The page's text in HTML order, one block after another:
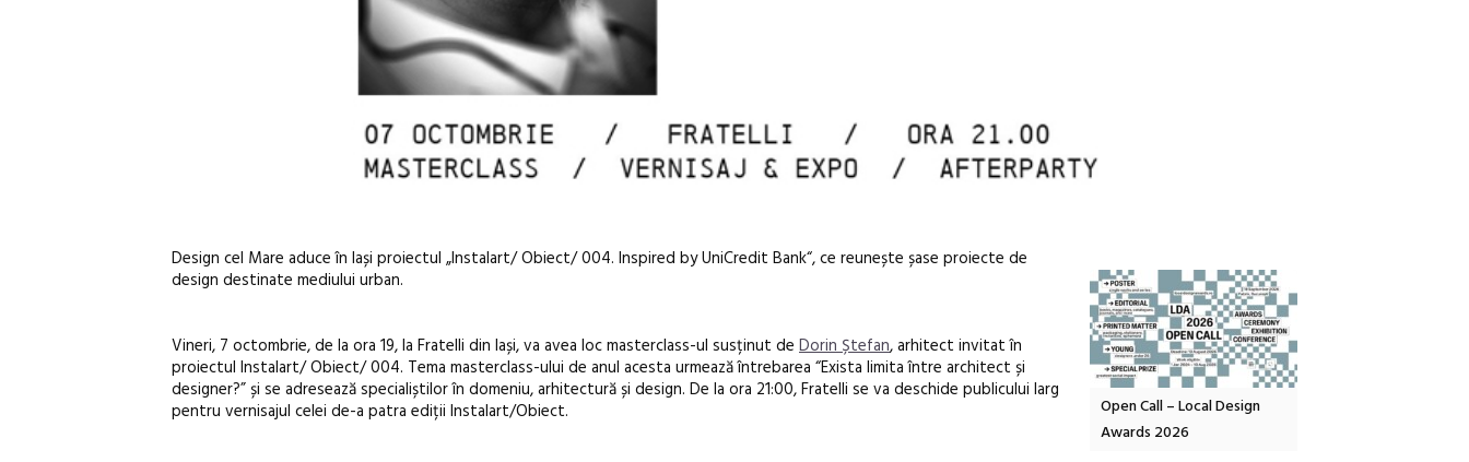
Design cel Mare aduce în Iași proiectul „Instalart/ Obiect/ 004. Inspired by UniCredit Bank“, ce reunește șase proiecte de
design destinate mediului urban.
Vineri, 7 octombrie, de la ora 19, la Fratelli din Iași, va avea loc masterclass-ul susținut de Dorin Ștefan, arhitect invitat în
proiectul Instalart/ Obiect/ 004. Tema masterclass-ului de anul acesta urmează întrebarea “Exista limita între architect și
designer?”și se adresează specialiștilor în domeniu, arhitectură și design. De la ora 21:00, Fratelli se va deschide publicului larg
pentru vernisajul celei de-a patra ediții Instalart/Obiect.
În curând: POELANDA – parc
Open Call – Local Design
Awards 2026